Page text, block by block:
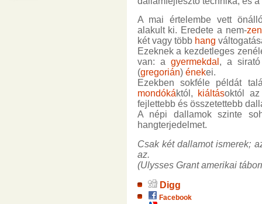
A mai értelembe vett
alakult ki. Eredete a nem-
két vagy több hang
Ezeknek a kezdetleges
van: a gyermekdal , a sirató
(gregorián) énekei.
Ezekben sokféle példát
mondókáktól, kiáltásoktól
fejlettebb és összetettebb
A népi dallamok szinte
hangterjedelmet.
Csak két dallamot ismerek;
az.
(Ulysses Grant amerikai
Digg
Facebook